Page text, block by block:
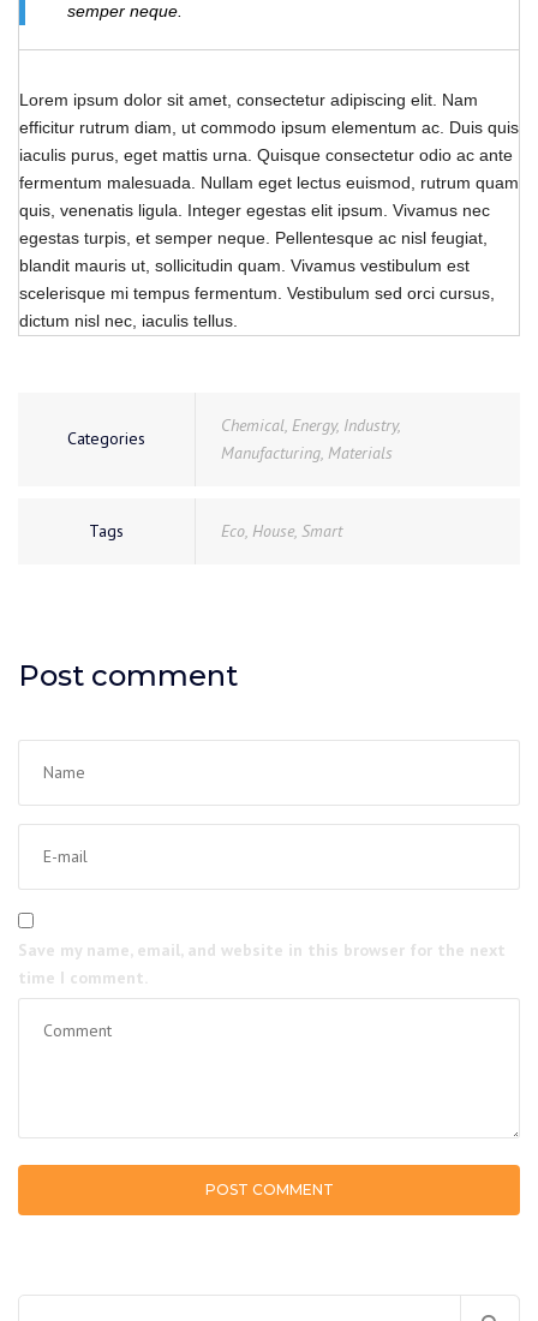
semper neque.
Lorem ipsum dolor sit amet, consectetur adipiscing elit. Nam
efficitur rutrum diam, ut commodo ipsum elementum ac. Duis quis
iaculis purus, eget mattis urna. Quisque consectetur odio ac ante
fermentum malesuada. Nullam eget lectus euismod, rutrum quam
quis, venenatis ligula. Integer egestas elit ipsum. Vivamus nec
egestas turpis, et semper neque. Pellentesque ac nisl feugiat,
blandit mauris ut, sollicitudin quam. Vivamus vestibulum est
scelerisque mi tempus fermentum. Vestibulum sed orci cursus,
dictum nisl nec, iaculis tellus.
Categories
Chemical, Energy, Industry,
Manufacturing, Materials
Tags Eco, House, Smart
Post comment
Save my name, email, and website in this browser for the next
time I comment.